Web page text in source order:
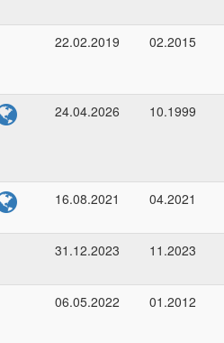
22.02.2019 02.2015
24.04.2026 10.1999
16.08.2021 04.2021
31.12.2023 11.2023
06.05.2022 01.2012